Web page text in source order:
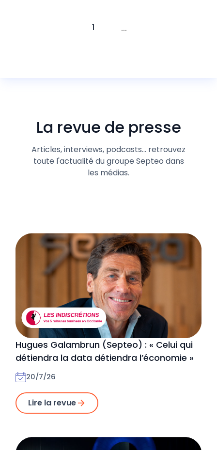
1 ...
La revue de presse
Articles, interviews, podcasts... retrouvez
toute l'actualité du groupe Septeo dans
les médias.
Hugues Galambrun (Septeo) : « Celui qui
détiendra la data détiendra l’économie »
20/7/26
Lire la revue